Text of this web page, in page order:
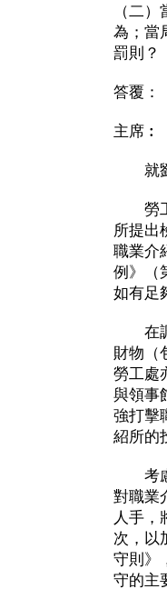
（二
為；當
罰則？
答覆：
主席︰
就劉
勞工
所提出
職業介
例》（
如有足
在調
財物（
勞工處
與領事
強打擊
紹所的
考慮
對職業
人手，
次，以
守則》
守的主